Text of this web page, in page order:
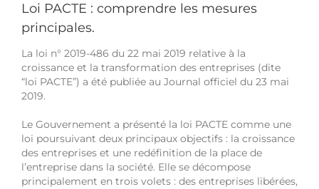
Loi PACTE : comprendre les mesures
principales.
La loi n° 2019-486 du 22 mai 2019 relative à la
croissance et la transformation des entreprises (dite
“loi PACTE”) a été publiée au Journal officiel du 23 mai
2019.
Le Gouvernement a présenté la loi PACTE comme une
loi poursuivant deux principaux objectifs : la croissance
des entreprises et une redéfinition de la place de
l’entreprise dans la société. Elle se décompose
principalement en trois volets : des entreprises libérées,